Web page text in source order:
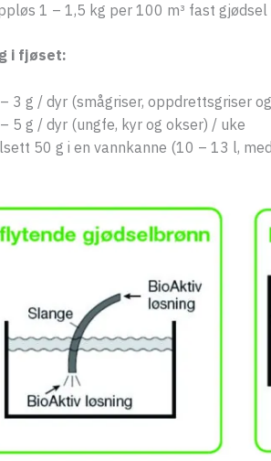
1 – 1,5 kg per 100 m³ fast
i fjøset:
3 g / dyr (smågriser, oppdrettsgriser
5 g / dyr (ungfe, kyr og okser) / uke
50 g i en vannkanne (10 – 13 l,